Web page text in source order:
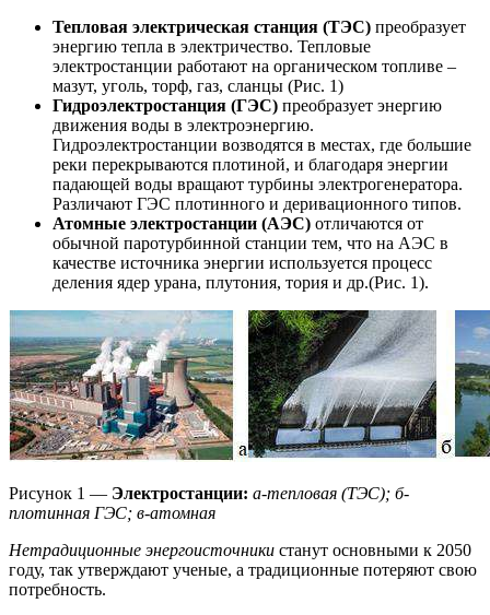
Тепловая электрическая станция (ТЭС) преобразует
энергию тепла в электричество. Тепловые
электростанции работают на органическом топливе –
мазут, уголь, торф, газ, сланцы (Рис. 1)
Гидроэлектростанция (ГЭС) преобразует энергию
движения воды в электроэнергию.
Гидроэлектростанции возводятся в местах, где большие
реки перекрываются плотиной, и благодаря энергии
падающей воды вращают турбины электрогенератора.
Различают ГЭС плотинного и деривационного типов.
Атомные электростанции (АЭС) отличаются от
обычной паротурбинной станции тем, что на АЭС в
качестве источника энергии используется процесс
деления ядер урана, плутония, тория и др.(Рис. 1).
Рисунок 1 — Электростанции: а-тепловая (ТЭС); б-
плотинная ГЭС; в-атомная
Нетрадиционные энергоисточники станут основными к 2050
году, так утверждают ученые, а традиционные потеряют свою
потребность.